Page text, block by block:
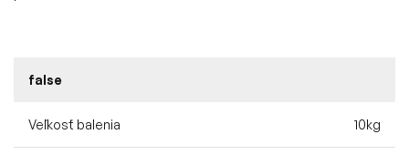
false
Veľkosť balenia 10kg